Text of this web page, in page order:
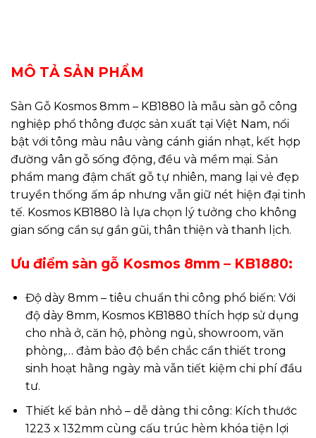
MÔ TẢ SẢN PHẨM
Sàn Gỗ Kosmos 8mm – KB1880 là mẫu sàn gỗ công
nghiệp phổ thông được sản xuất tại Việt Nam, nổi
bật với tông màu nâu vàng cánh gián nhạt, kết hợp
đường vân gỗ sống động, đều và mềm mại. Sản
phẩm mang đậm chất gỗ tự nhiên, mang lại vẻ đẹp
truyền thống ấm áp nhưng vẫn giữ nét hiện đại tinh
tế. Kosmos KB1880 là lựa chọn lý tưởng cho không
gian sống cần sự gần gũi, thân thiện và thanh lịch.
Ưu điểm sàn gỗ Kosmos 8mm – KB1880:
Độ dày 8mm – tiêu chuẩn thi công phổ biến: Với
độ dày 8mm, Kosmos KB1880 thích hợp sử dụng
cho nhà ở, căn hộ, phòng ngủ, showroom, văn
phòng,… đảm bảo độ bền chắc cần thiết trong
sinh hoạt hằng ngày mà vẫn tiết kiệm chi phí đầu
tư.
Thiết kế bản nhỏ – dễ dàng thi công: Kích thước
1223 x 132mm cùng cấu trúc hèm khóa tiện lợi